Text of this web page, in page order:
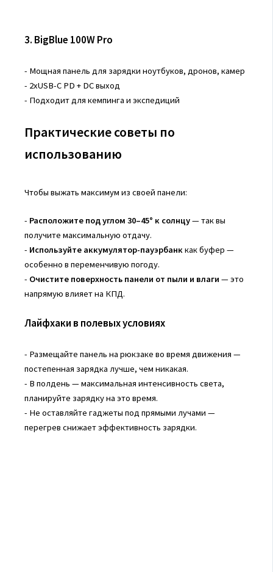
3. BigBlue 100W Pro
- Мощная панель для зарядки ноутбуков, дронов, камер
- 2xUSB-C PD + DC выход
- Подходит для кемпинга и экспедиций
Практические советы по
использованию
Чтобы выжать максимум из своей панели:
- Расположите под углом 30–45° к солнцу— так вы
получите максимальную отдачу.
- Используйте аккумулятор-пауэрбанккак буфер —
особенно в переменчивую погоду.
- Очистите поверхность панели от пыли и влаги — это
напрямую влияет на КПД.
Лайфхаки в полевых условиях
- Размещайте панель на рюкзаке во время движения —
постепенная зарядка лучше, чем никакая.
- В полдень — максимальная интенсивность света,
планируйте зарядку на это время.
- Не оставляйте гаджеты под прямыми лучами —
перегрев снижает эффективность зарядки.